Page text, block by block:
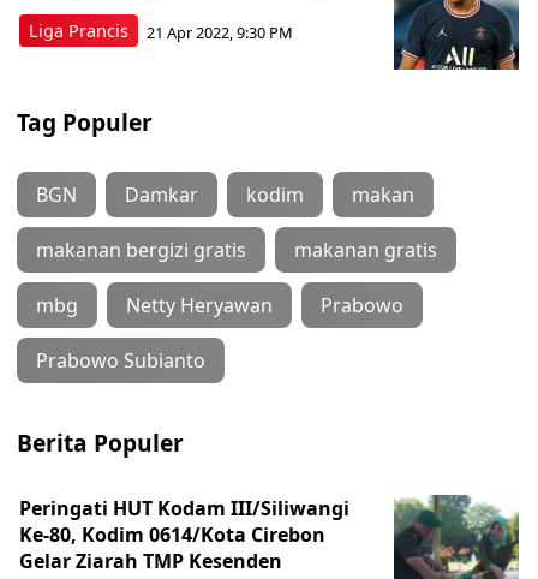
Liga Prancis 21 Apr 2022, 9:30 PM
Tag Populer
BGN Damkar kodim makan
makanan bergizi gratis makanan gratis
mbg Netty Heryawan Prabowo
Prabowo Subianto
Berita Populer
Peringati HUT Kodam III/Siliwangi
Ke-80, Kodim 0614/Kota Cirebon
Gelar Ziarah TMP Kesenden